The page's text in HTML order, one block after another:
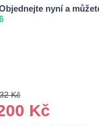
nyní a
Kč
Kč